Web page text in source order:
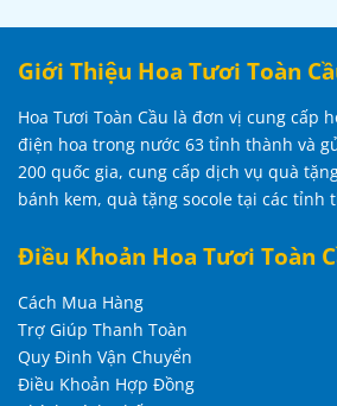
Giới Thiệu Hoa Tươi Toàn
Hoa Tươi Toàn Cầu là đơn vị cung cấp
điện hoa trong nước 63 tỉnh thành và
200 quốc gia, cung cấp dịch vụ quà
bánh kem, quà tặng socole tại các tỉnh
Điều Khoản Hoa Tươi Toàn
Cách Mua Hàng
Trợ Giúp Thanh Toàn
Quy Đinh Vận Chuyển
Điều Khoản Hợp Đồng